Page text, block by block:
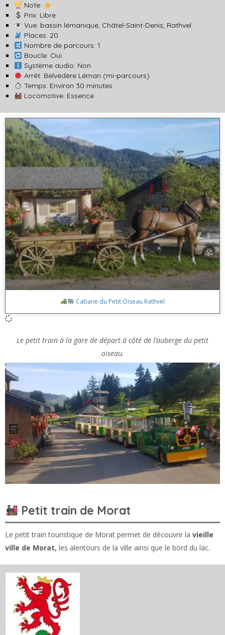
Note:
Prix: Libre
Vue: bassin lémanique, Châtel-Saint-Denis, Rathvel
Places: 20
Nombre de parcours: 1
Boucle: Oui
Système audio: Non
Arrêt: Belvédère Léman (mi-parcours)
Temps: Environ 30 minutes
Locomotive: Essence
Cabane du Petit Oiseau Rathvel
Le petit train à la gare de départ à côté de l’auberge du petit
oiseau.
Petit train de Morat
Le petit train touristique de Morat permet de découvrir la vieille
ville de Morat, les alentours de la ville ainsi que le bord du lac.